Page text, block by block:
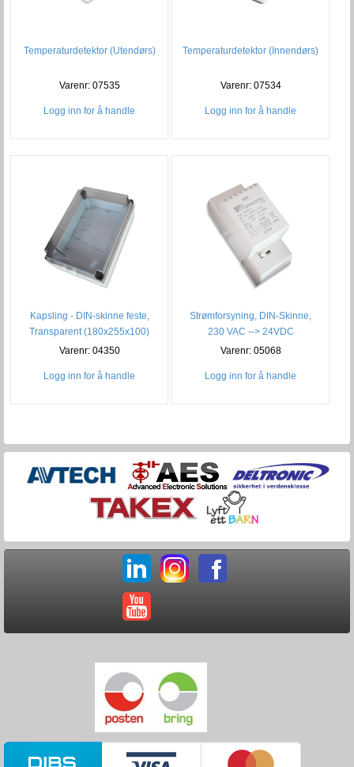
Temperaturdetektor (Utendørs)
Varenr: 07535
Logg inn for å handle
Temperaturdetektor (Innendørs)
Varenr: 07534
Logg inn for å handle
Kapsling - DIN-skinne feste,
Transparent (180x255x100)
Varenr: 04350
Logg inn for å handle
Strømforsyning, DIN-Skinne,
230 VAC --> 24VDC
Varenr: 05068
Logg inn for å handle